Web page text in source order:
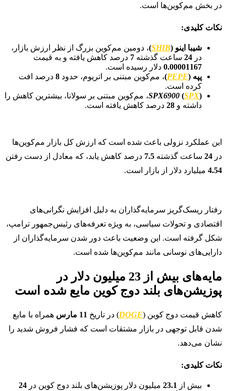
در بخش مم‌کوین‌ها است.
نکات کلیدی:
شیبا اینو (SHIB
)، دومین مم‌کوین بزرگ از نظر ارزش بازار،
در 24 ساعت گذشته 7 درصد کاهش یافته و به قیمت
0.00001167 دلار رسیده است.
پپه (PEPE
)، مم‌کوین مبتنی بر اتریوم، حدود 8 درصد افت
کرده است.
SPX6900 (SPX)
، مم‌کوین مبتنی بر سولانا، بیشترین کاهش را
داشته و 28 درصد کاهش یافته است.
این عملکرد نزولی باعث شده است که ارزش کل بازار مم‌کوین‌ها
در 24 ساعت گذشته 7.5 درصد کاهش یابد، که معادل از دست رفتن
4.54 میلیارد دلار از بازار است.
رفتار ریسک‌گریز سرمایه‌گذاران به دلیل افزایش نگرانی‌های
اقتصادی و تحولات سیاسی، به ویژه تعرفه‌های رئیس‌جمهور ترامپ،
شکل گرفته است. این وضعیت باعث دور شدن سرمایه‌گذاران از
دارایی‌های نوسانی مانند مم‌کوین‌ها شده است.
مایه‌های بیش از 23 میلیون دلار در
پوزیشن‌های بلند دوج کوین مایع شده است
کاهش قیمت دوج کوین (DOGE) در تاریخ 11 مارس
همراه با مایع
شدن قابل توجهی در بازار مشتقات است که فشار فروش شدید را
نشان می‌دهد.
نکات کلیدی:
بیش از 23.1 میلیون دلار پوزیشن‌های بلند دوج کوین در 24